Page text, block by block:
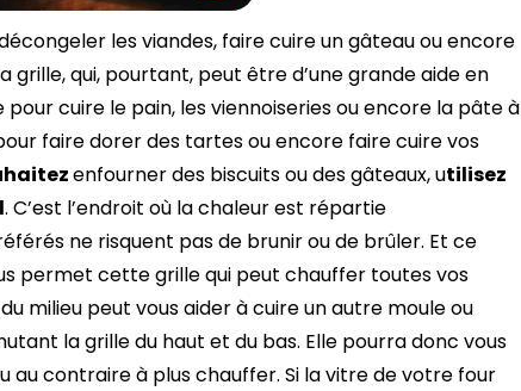
les viandes, faire cuire un gâteau ou encore
grille, qui, pourtant, peut être d’une grande aide en
pour cuire le pain, les viennoiseries ou encore la pâte à
faire dorer des tartes ou encore faire cuire vos
enfourner des biscuits ou des gâteaux, utilisez
. C’est l’endroit où la chaleur est répartie
ne risquent pas de brunir ou de brûler. Et ce
permet cette grille qui peut chauffer toutes vos
milieu peut vous aider à cuire un autre moule ou
la grille du haut et du bas. Elle pourra donc vous
contraire à plus chauffer. Si la vitre de votre four